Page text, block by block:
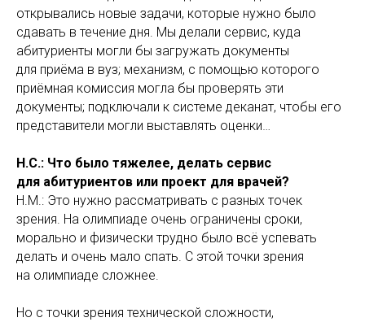
открывались новые задачи, которые нужно было
сдавать в течение дня. Мы делали сервис, куда
абитуриенты могли бы загружать документы
для приёма в вуз; механизм, с помощью которого
приёмная комиссия могла бы проверять эти
документы; подключали к системе деканат, чтобы его
представители могли выставлять оценки…
Н.С.: Что было тяжелее, делать сервис
для абитуриентов или проект для врачей?
Н.М.: Это нужно рассматривать с разных точек
зрения. На олимпиаде очень ограничены сроки,
морально и физически трудно было всё успевать
делать и очень мало спать. С этой точки зрения
на олимпиаде сложнее.
Но с точки зрения технической сложности,